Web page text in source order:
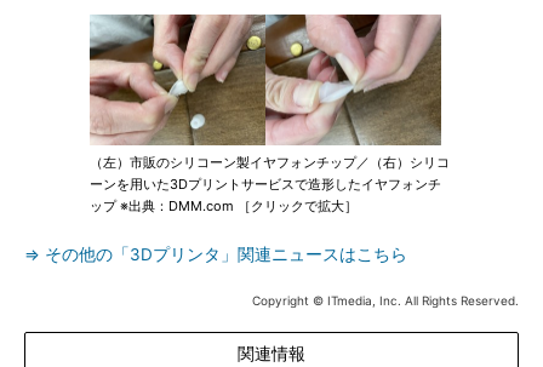
（左）市販のシリコーン製イヤフォンチップ／（右）シリコ
ーンを用いた3Dプリントサービスで造形したイヤフォンチ
ップ ※出典：DMM.com ［クリックで拡大］
⇒ その他の「3Dプリンタ」関連ニュースはこちら
Copyright © ITmedia, Inc. All Rights Reserved.
関連情報